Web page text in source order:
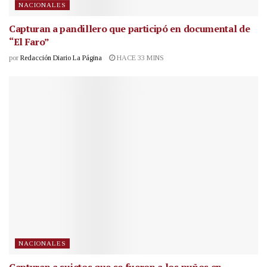
NACIONALES
Capturan a pandillero que participó en documental de
“El Faro”
por Redacción Diario La Página HACE 33 MINS
NACIONALES